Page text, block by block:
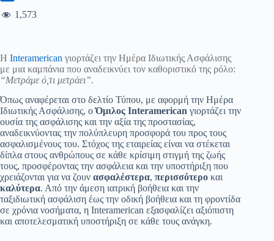
1,573
Η Interamerican γιορτάζει την Ημέρα Ιδιωτικής Ασφάλισης
με μια καμπάνια που αναδεικνύει τον καθοριστικό της ρόλο:
“Μετράμε ό,τι μετράει”.
Όπως αναφέρεται στο δελτίο Τύπου, με αφορμή την Ημέρα
Ιδιωτικής Ασφάλισης, οΌμιλος Interamerican γιορτάζει την
ουσία της ασφάλισης και την αξία της προστασίας,
αναδεικνύοντας την πολύπλευρη προσφορά του προς τους
ασφαλισμένους του. Στόχος της εταιρείας είναι να στέκεται
δίπλα στους ανθρώπους σε κάθε κρίσιμη στιγμή της ζωής
τους, προσφέροντας την ασφάλεια και την υποστήριξη που
χρειάζονται για να ζουν ασφαλέστερα, περισσότερο και
καλύτερα. Από την άμεση ιατρική βοήθεια και την
ταξιδιωτική ασφάλιση έως την οδική βοήθεια και τη φροντίδα
σε χρόνια νοσήματα, η Interamerican εξασφαλίζει αξιόπιστη
και αποτελεσματική υποστήριξη σε κάθε τους ανάγκη.